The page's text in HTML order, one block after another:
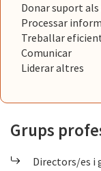
Donar suport
Processar
Treballar
Comunicar
Liderar altres
Grups
Directors/es i